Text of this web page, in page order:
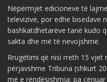
Nëpërmjet edicioneve të
televizive, por edhe bisedave
bashkatdhetarëve tanë kudo
sakta dhe më të nevojshme.
Rrugëtimi që nisi rreth 15 vjet
përjavshme Tribuna (shkurt
më e rëndësishmja: pa